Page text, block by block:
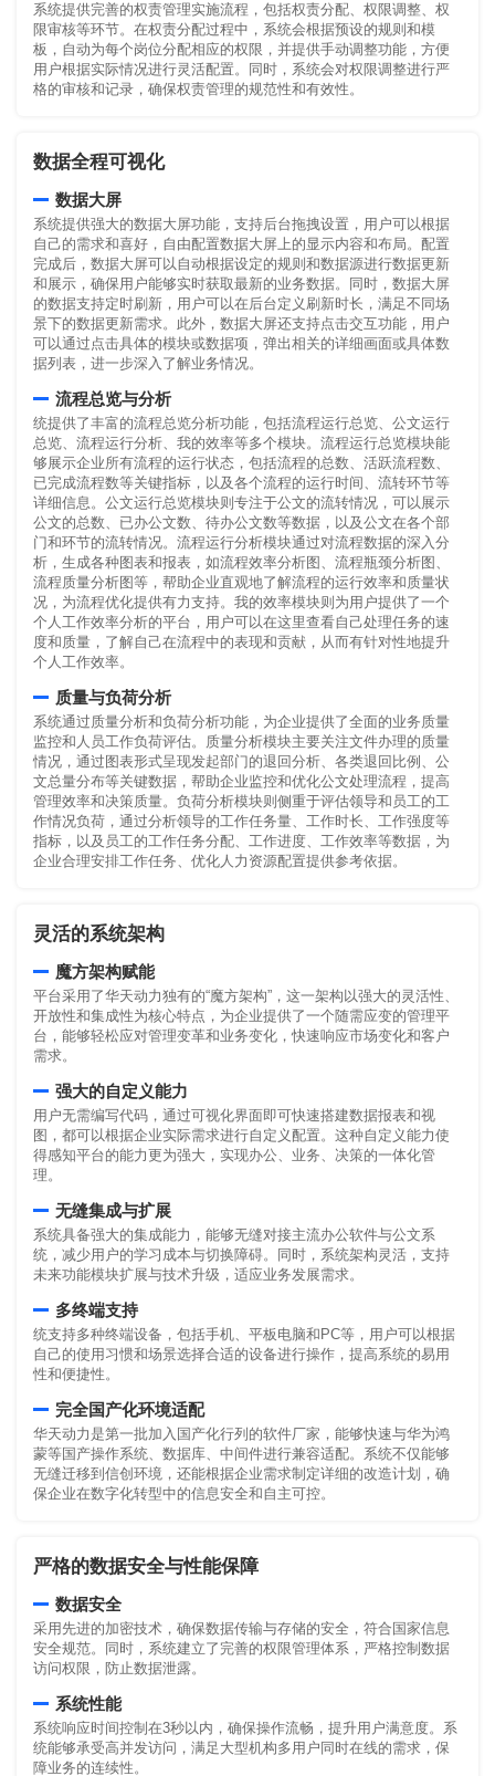
系统提供完善的权责管理实施流程，包括权责分配、权限调整、权
限审核等环节。在权责分配过程中，系统会根据预设的规则和模
板，自动为每个岗位分配相应的权限，并提供手动调整功能，方便
用户根据实际情况进行灵活配置。同时，系统会对权限调整进行严
格的审核和记录，确保权责管理的规范性和有效性。
数据全程可视化
数据大屏
系统提供强大的数据大屏功能，支持后台拖拽设置，用户可以根据
自己的需求和喜好，自由配置数据大屏上的显示内容和布局。配置
完成后，数据大屏可以自动根据设定的规则和数据源进行数据更新
和展示，确保用户能够实时获取最新的业务数据。同时，数据大屏
的数据支持定时刷新，用户可以在后台定义刷新时长，满足不同场
景下的数据更新需求。此外，数据大屏还支持点击交互功能，用户
可以通过点击具体的模块或数据项，弹出相关的详细画面或具体数
据列表，进一步深入了解业务情况。
流程总览与分析
统提供了丰富的流程总览分析功能，包括流程运行总览、公文运行
总览、流程运行分析、我的效率等多个模块。流程运行总览模块能
够展示企业所有流程的运行状态，包括流程的总数、活跃流程数、
已完成流程数等关键指标，以及各个流程的运行时间、流转环节等
详细信息。公文运行总览模块则专注于公文的流转情况，可以展示
公文的总数、已办公文数、待办公文数等数据，以及公文在各个部
门和环节的流转情况。流程运行分析模块通过对流程数据的深入分
析，生成各种图表和报表，如流程效率分析图、流程瓶颈分析图、
流程质量分析图等，帮助企业直观地了解流程的运行效率和质量状
况，为流程优化提供有力支持。我的效率模块则为用户提供了一个
个人工作效率分析的平台，用户可以在这里查看自己处理任务的速
度和质量，了解自己在流程中的表现和贡献，从而有针对性地提升
个人工作效率。
质量与负荷分析
系统通过质量分析和负荷分析功能，为企业提供了全面的业务质量
监控和人员工作负荷评估。质量分析模块主要关注文件办理的质量
情况，通过图表形式呈现发起部门的退回分析、各类退回比例、公
文总量分布等关键数据，帮助企业监控和优化公文处理流程，提高
管理效率和决策质量。负荷分析模块则侧重于评估领导和员工的工
作情况负荷，通过分析领导的工作任务量、工作时长、工作强度等
指标，以及员工的工作任务分配、工作进度、工作效率等数据，为
企业合理安排工作任务、优化人力资源配置提供参考依据。
灵活的系统架构
魔方架构赋能
平台采用了华天动力独有的“魔方架构”，这一架构以强大的灵活性、
开放性和集成性为核心特点，为企业提供了一个随需应变的管理平
台，能够轻松应对管理变革和业务变化，快速响应市场变化和客户
需求。
强大的自定义能力
用户无需编写代码，通过可视化界面即可快速搭建数据报表和视
图，都可以根据企业实际需求进行自定义配置。这种自定义能力使
得感知平台的能力更为强大，实现办公、业务、决策的一体化管
理。
无缝集成与扩展
系统具备强大的集成能力，能够无缝对接主流办公软件与公文系
统，减少用户的学习成本与切换障碍。同时，系统架构灵活，支持
未来功能模块扩展与技术升级，适应业务发展需求。
多终端支持
统支持多种终端设备，包括手机、平板电脑和PC等，用户可以根据
自己的使用习惯和场景选择合适的设备进行操作，提高系统的易用
性和便捷性。
完全国产化环境适配
华天动力是第一批加入国产化行列的软件厂家，能够快速与华为鸿
蒙等国产操作系统、数据库、中间件进行兼容适配。系统不仅能够
无缝迁移到信创环境，还能根据企业需求制定详细的改造计划，确
保企业在数字化转型中的信息安全和自主可控。
严格的数据安全与性能保障
数据安全
采用先进的加密技术，确保数据传输与存储的安全，符合国家信息
安全规范。同时，系统建立了完善的权限管理体系，严格控制数据
访问权限，防止数据泄露。
系统性能
系统响应时间控制在3秒以内，确保操作流畅，提升用户满意度。系
统能够承受高并发访问，满足大型机构多用户同时在线的需求，保
障业务的连续性。